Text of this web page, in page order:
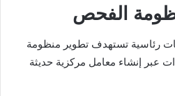
الفحص
رئاسية تستهدف تطوير منظومة
عبر إنشاء معامل مركزية حديثة